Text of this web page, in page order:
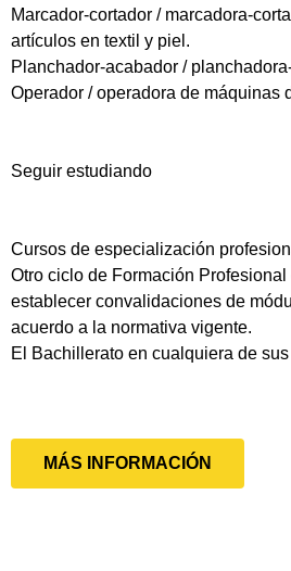
Marcador-cortador / marcadora-
artículos en textil y piel.
Planchador-acabador /
Operador / operadora de máquinas
Seguir estudiando
Cursos de especialización
Otro ciclo de Formación
establecer convalidaciones de
acuerdo a la normativa vigente.
El Bachillerato en cualquiera de
MÁS INFORMACIÓN